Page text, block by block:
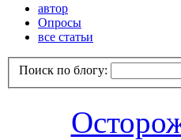
автор
Опросы
все статьи
Поиск по блогу: